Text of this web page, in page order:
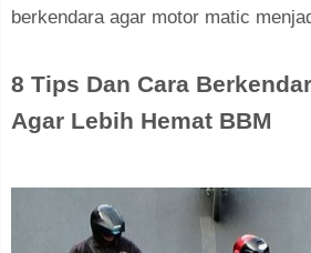
berkendara agar motor matic
8 Tips Dan Cara
Agar Lebih Hemat BBM